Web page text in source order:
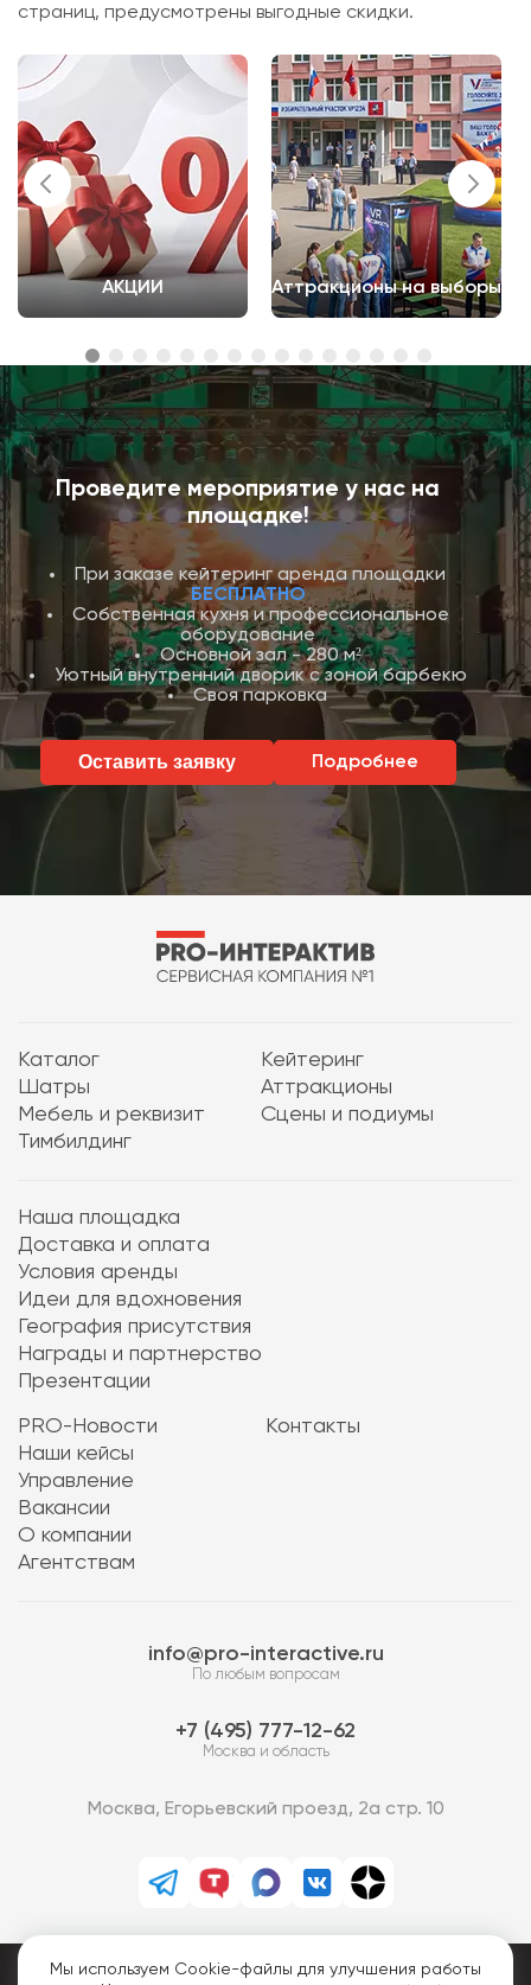
страниц, предусмотрены выгодные скидки.
АКЦИИ Аттракционы на выборы
Проведите мероприятие у нас на
площадке!
При заказе кейтеринг аренда площадки
БЕСПЛАТНО
Собственная кухня и профессиональное
оборудование
Основной зал - 280 м²
Уютный внутренний дворик с зоной барбекю
Своя парковка
Оставить заявку Подробнее
Каталог
Кейтеринг
Шатры
Аттракционы
Мебель и реквизит
Сцены и подиумы
Тимбилдинг
Наша площадка
Доставка и оплата
Условия аренды
Идеи для вдохновения
География присутствия
Награды и партнерство
Презентации
PRO-Новости
Наши кейсы
Управление
Вакансии
О компании
Агентствам
Контакты
info@pro-interactive.ru
По любым вопросам
7 (495) 777-12-62
Москва и область
Москва, Егорьевский проезд, 2а стр. 10
PRO-Интерактив © 2013-2026.
Мы используем Cookie-файлы для улучшения работы